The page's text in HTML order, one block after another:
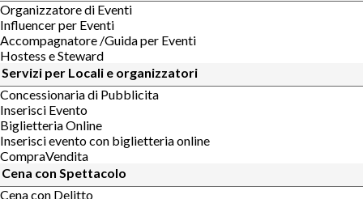
Organizzatore di Eventi
Influencer per Eventi
Accompagnatore /Guida per Eventi
Hostess e Steward
Servizi per Locali e organizzatori
Concessionaria di Pubblicita
Inserisci Evento
Biglietteria Online
Inserisci evento con biglietteria online
CompraVendita
Cena con Spettacolo
Cena con Delitto